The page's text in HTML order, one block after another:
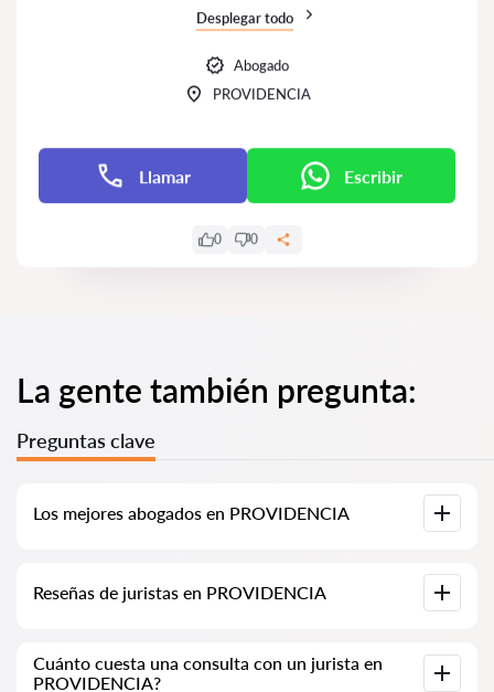
Desplegar todo
Abogado
PROVIDENCIA
Llamar Escribir
0 0
La gente también pregunta:
Preguntas clave
Los mejores abogados en PROVIDENCIA
PROVIDENCIA con información completa. Precios, reseñas,
números de teléfono y direcciones.
Reseñas de juristas en PROVIDENCIA
sobre los juristas. No eliminamos las reseñas negativas y no
hay posibilidad de manipularlas.
Cuánto cuesta una consulta con un jurista en
PROVIDENCIA?